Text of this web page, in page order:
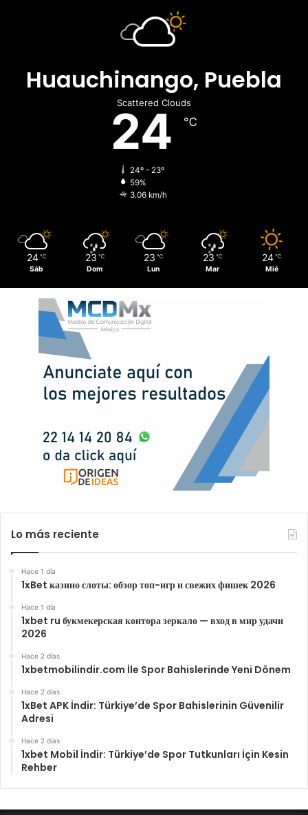
Huauchinango, Puebla
Scattered Clouds
24 ℃
24º - 23º
59%
3.06 km/h
24 ℃
Sáb
23 ℃
Dom
23 ℃
Lun
23 ℃
Mar
24 ℃
Mié
Lo más reciente
Hace 1 día
1xBet казино слоты: обзор топ-игр и свежих фишек 2026
Hace 1 día
1xbet ru букмекерская контора зеркало — вход в мир удачи
2026
Hace 2 días
1xbetmobilindir.com İle Spor Bahislerinde Yeni Dönem
Hace 2 días
1xBet APK İndir: Türkiye’de Spor Bahislerinin Güvenilir
Adresi
Hace 2 días
1xbet Mobil İndir: Türkiye’de Spor Tutkunları İçin Kesin
Rehber